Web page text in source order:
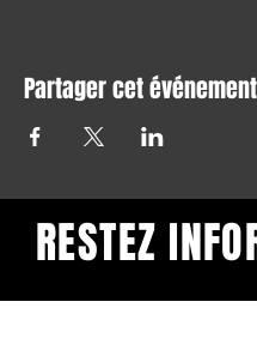
Partager cet événement
Restez informé et
RESTEZ